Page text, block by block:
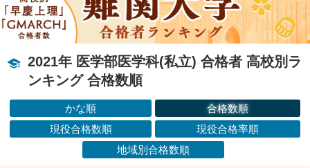
2021年 医学部医学科(私立) 合格者 高校別ラ
ンキング 合格数順
かな順
合格数順
現役合格数順
現役合格率順
地域別合格数順